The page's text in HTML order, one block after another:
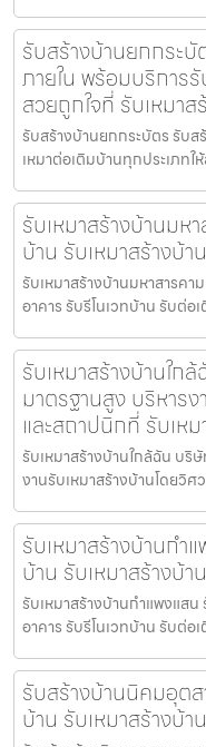
รับสร้างบ้านยกกระ
ภายใน พร้อมบริการ
สวยถูกใจที่ รับเหมา
รับสร้างบ้านยกกระบัตร รับ
เหมาต่อเติมบ้านทุกประเภทใ
รับเหมาสร้างบ้านมห
บ้าน รับเหมาสร้างบ้
รับเหมาสร้างบ้านมหาสารคา
อาคาร รับรีโนเวทบ้าน รับต่
รับเหมาสร้างบ้านใก
มาตรฐานสูง บริหาร
และสถาปนิกที่ รับเห
รับเหมาสร้างบ้านใกล้ฉัน บริ
งานรับเหมาสร้างบ้านโดยวิศ
รับเหมาสร้างบ้านกำ
บ้าน รับเหมาสร้างบ้
รับเหมาสร้างบ้านกำแพงแสน
อาคาร รับรีโนเวทบ้าน รับต่
รับสร้างบ้านนิคมอุต
บ้าน รับเหมาสร้างบ้